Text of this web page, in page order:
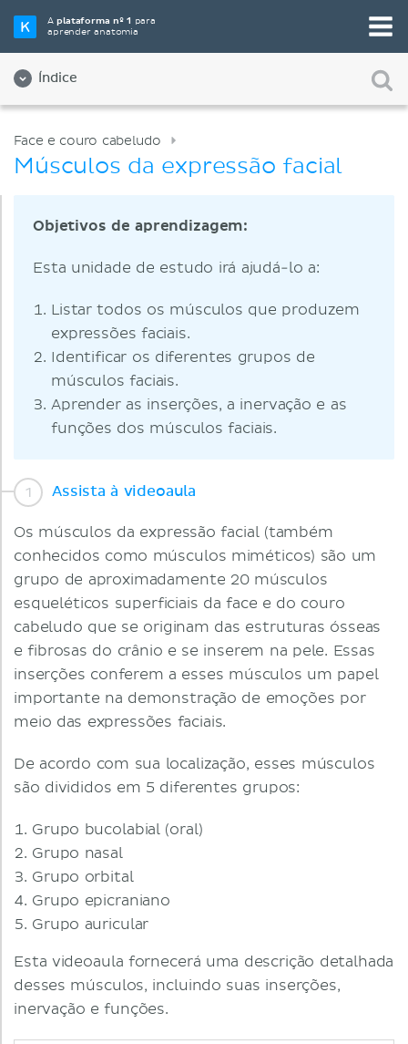
Aplataforma nº 1 para
aprender anatomia
Índice
Face e couro cabeludo
Músculos da expressão facial
Objetivos de aprendizagem:
Esta unidade de estudo irá ajudá-lo a:
Listar todos os músculos que produzem
expressões faciais.
Identificar os diferentes grupos de
músculos faciais.
Aprender as inserções, a inervação e as
funções dos músculos faciais.
Assista à videoaula
Os músculos da expressão facial (também
conhecidos como músculos miméticos) são um
grupo de aproximadamente 20 músculos
esqueléticos superficiais da face e do couro
cabeludo que se originam das estruturas ósseas
e fibrosas do crânio e se inserem na pele. Essas
inserções conferem a esses músculos um papel
importante na demonstração de emoções por
meio das expressões faciais.
De acordo com sua localização, esses músculos
são divididos em 5 diferentes grupos:
Grupo bucolabial (oral)
Grupo nasal
Grupo orbital
Grupo epicraniano
Grupo auricular
Esta videoaula fornecerá uma descrição detalhada
desses músculos, incluindo suas inserções,
inervação e funções.